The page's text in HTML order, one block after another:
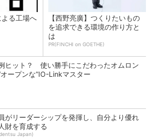
る工場へ
【西野亮廣】つくりたいもの
を追求できる環境の作り方と
は
PR(FINCHI on GOETHE)
ヒット？ 使い勝手にこだわったオムロン
オープンな”IO-Linkマスター
がリーダーシップを発揮し、自分より優れ
財を育成する
Japan)